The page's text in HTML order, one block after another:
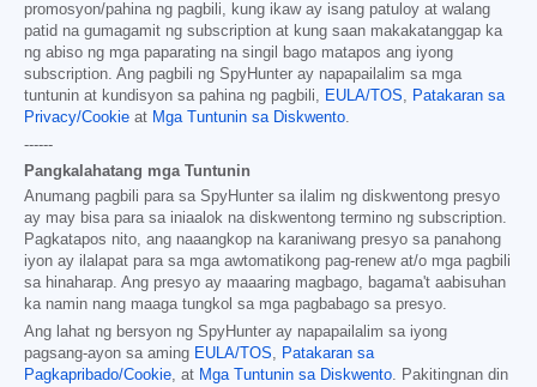
promosyon/pahina ng pagbili, kung ikaw ay isang patuloy at walang
patid na gumagamit ng subscription at kung saan makakatanggap ka
ng abiso ng mga paparating na singil bago matapos ang iyong
subscription. Ang pagbili ng SpyHunter ay napapailalim sa mga
tuntunin at kundisyon sa pahina ng pagbili, EULA/TOS, Patakaran sa
Privacy/Cookie at Mga Tuntunin sa Diskwento.
------
Pangkalahatang mga Tuntunin
Anumang pagbili para sa SpyHunter sa ilalim ng diskwentong presyo
ay may bisa para sa iniaalok na diskwentong termino ng subscription.
Pagkatapos nito, ang naaangkop na karaniwang presyo sa panahong
iyon ay ilalapat para sa mga awtomatikong pag-renew at/o mga pagbili
sa hinaharap. Ang presyo ay maaaring magbago, bagama't aabisuhan
ka namin nang maaga tungkol sa mga pagbabago sa presyo.
Ang lahat ng bersyon ng SpyHunter ay napapailalim sa iyong
pagsang-ayon sa aming EULA/TOS, Patakaran sa
Pagkapribado/Cookie, at Mga Tuntunin sa Diskwento. Pakitingnan din